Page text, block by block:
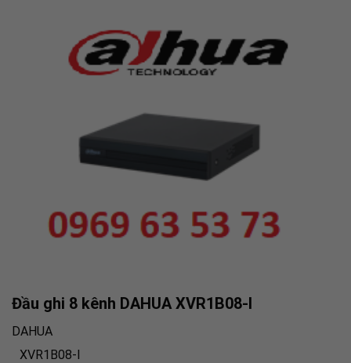
Đầu ghi 8 kênh DAHUA XVR1B08-I
DAHUA
XVR1B08-I